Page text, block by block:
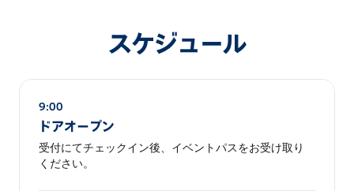
スケジュール
9:00
ドアオープン
受付にてチェックイン後、イベントパスをお受け取り
ください。